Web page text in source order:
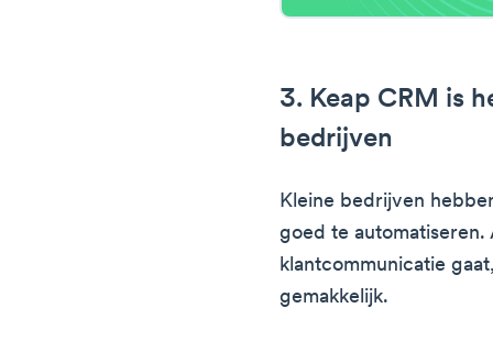
3. Keap CRM is
bedrijven
Kleine bedrijven
goed te
klantcommunicatie
gemakkelijk.